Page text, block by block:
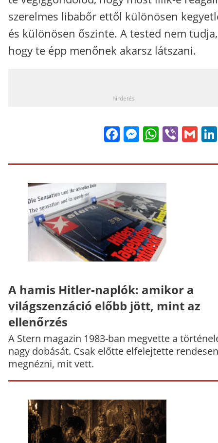
szerelmes libabőr ettől különösen
és különösen őszinte. A tested nem tudja,
hogy te épp menőnek akarsz látszani.
hirdetés
FacebookViber
A hamis Hitler-naplók: amikor a
világszenzáció előbb jött, mint az
ellenőrzés
A Stern magazin 1983-ban megvette a
nagy dobását. Csak előtte elfelejtette rendesen
megnézni, mit vett.